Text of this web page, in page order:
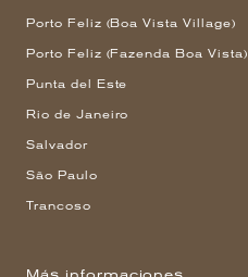
Porto Feliz (Boa Vista Village)
Porto Feliz (Fazenda Boa Vista)
Punta del Este
Rio de Janeiro
Salvador
São Paulo
Trancoso